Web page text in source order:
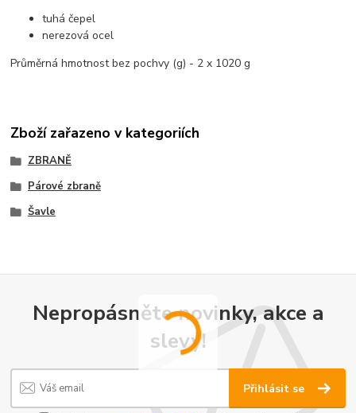
tuhá čepel
nerezová ocel
Průměrná hmotnost bez pochvy (g) - 2 x 1020 g
Zboží zařazeno v kategoriích
ZBRANĚ
Párové zbraně
Šavle
Nepropásněte novinky, akce a
slevy!
Přihlásit se